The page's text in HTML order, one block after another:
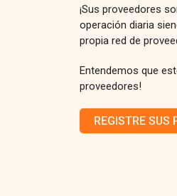
¡Sus proveedores
operación diaria
propia red de
Entendemos que
proveedores!
REGISTRE SUS